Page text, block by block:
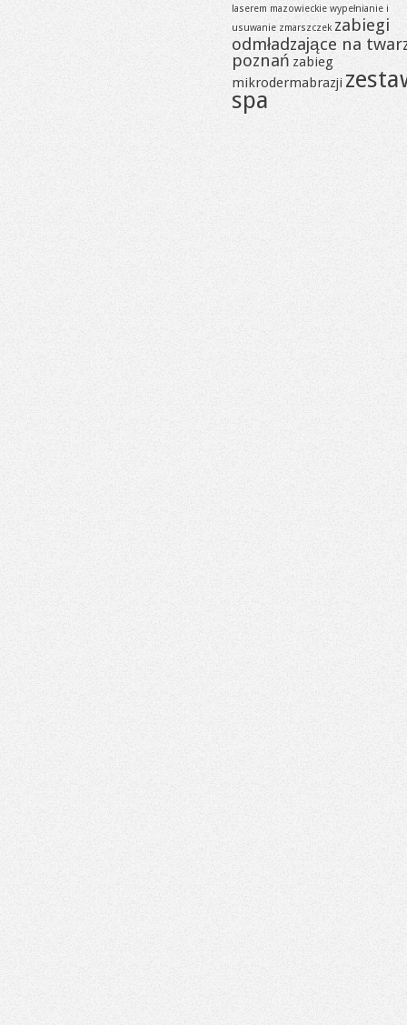
laserem mazowieckie wypełnianie i
usuwanie zmarszczek zabiegi
odmładzające na
poznań zabieg
mikrodermabrazji
spa